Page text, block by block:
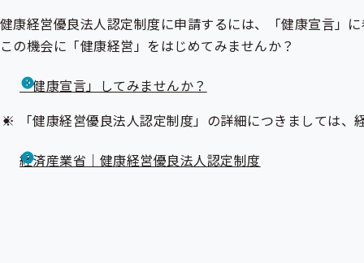
健康経営優良法人認定制度に申請するには、「健康宣言」
この機会に「健康経営」をはじめてみませんか？
「健康宣言」してみませんか？
「健康経営優良法人認定制度」の詳細につきましては、
経済産業省｜健康経営優良法人認定制度